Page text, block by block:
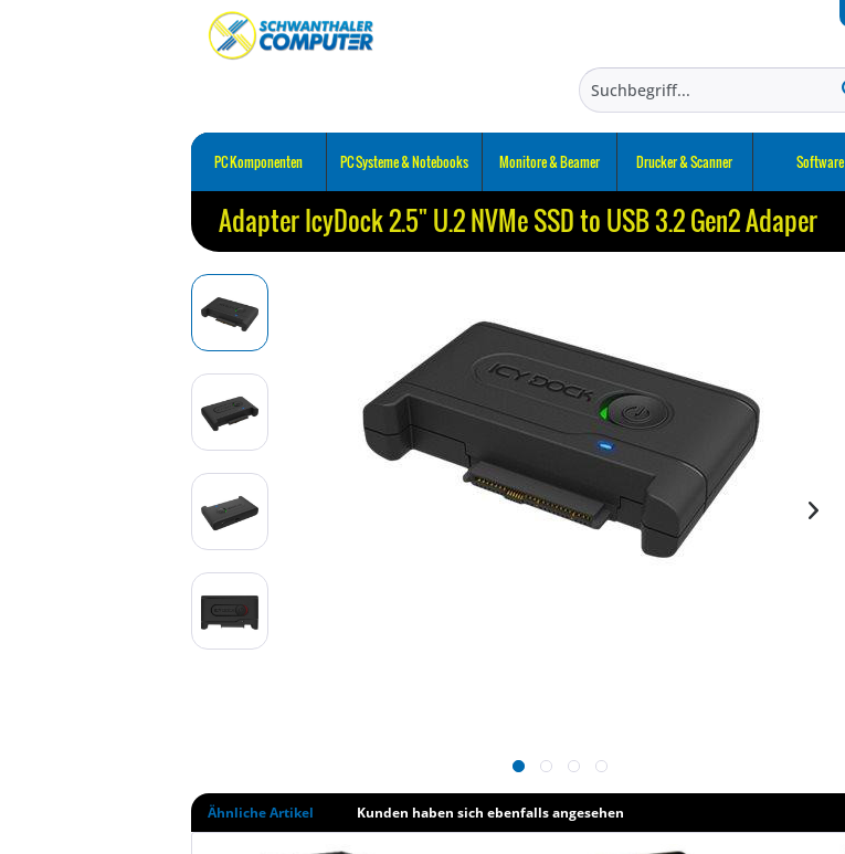
PC Komponenten PC Systeme & Notebooks Monitore & Beamer Drucker & Scanner Software
Adapter IcyDock 2.5" U.2 NVMe SSD to USB 3.2 Gen2 Adaper
Ähnliche Artikel Kunden haben sich ebenfalls angesehen